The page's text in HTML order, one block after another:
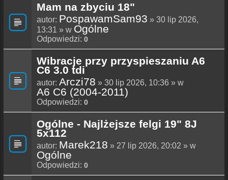
Mam na zbyciu 18"
autor: PospawamSam93 » 30 lip 2026,
13:31 » w Ogólne
Odpowiedzi: 0
Wibracje przy przyspieszaniu A6
C6 3.0 tdi
autor: Arczi78 » 30 lip 2026, 10:36 » w
A6 C6 (2004-2011)
Odpowiedzi: 0
Ogólne - Najlżejsze felgi 19" 8J
5x112
autor: Marek218 » 27 lip 2026, 20:02 » w
Ogólne
Odpowiedzi: 0